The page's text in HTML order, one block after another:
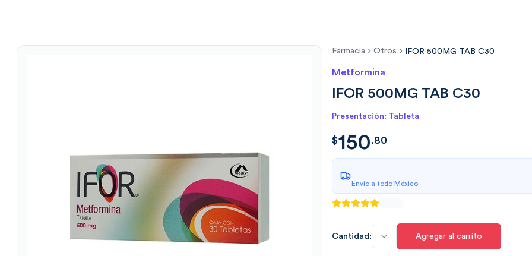
Farmacia Otros IFOR 500MG TAB C30
Metformina
IFOR 500MG TAB C30
Presentación: Tableta
$150.8087
$150.80
Envío a todo México
Cantidad: Agregar al carrito